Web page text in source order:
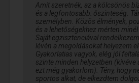
Amit szeretnék, az a kölcsönös
és a legfontosabb: őszinteség.
személyben. Közös élmények,
és a lehetőségekhez mérten
Saját egzisztenciával
lévén a megoldásokat helyezem
Gyakorlatias vagyok, elég jól
szinte minden helyzetben (kivéve
ezt még gyakorlom). Tény, hogy
sportos alkat, de elkezdtem